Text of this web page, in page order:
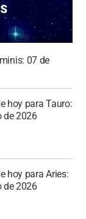
07 de
hoy para Tauro:
de 2026
hoy para Aries:
de 2026